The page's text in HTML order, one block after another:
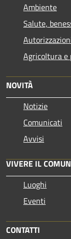
Ambiente
Salute,
Agricoltura e
NOVITÀ
Notizie
Comunicati
Avvisi
VIVERE IL
Luoghi
Eventi
CONTATTI